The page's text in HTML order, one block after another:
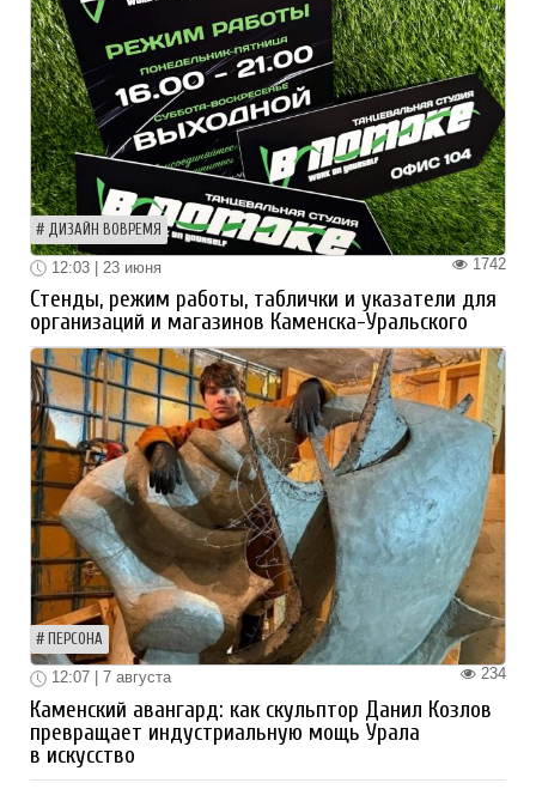
ДИЗАЙН ВОВРЕМЯ
1742
12:03 | 23 июня
Стенды, режим работы, таблички и указатели для
организаций и магазинов Каменска-Уральского
ПЕРСОНА
234
12:07 | 7 августа
Каменский авангард: как скульптор Данил Козлов
превращает индустриальную мощь Урала
в искусство